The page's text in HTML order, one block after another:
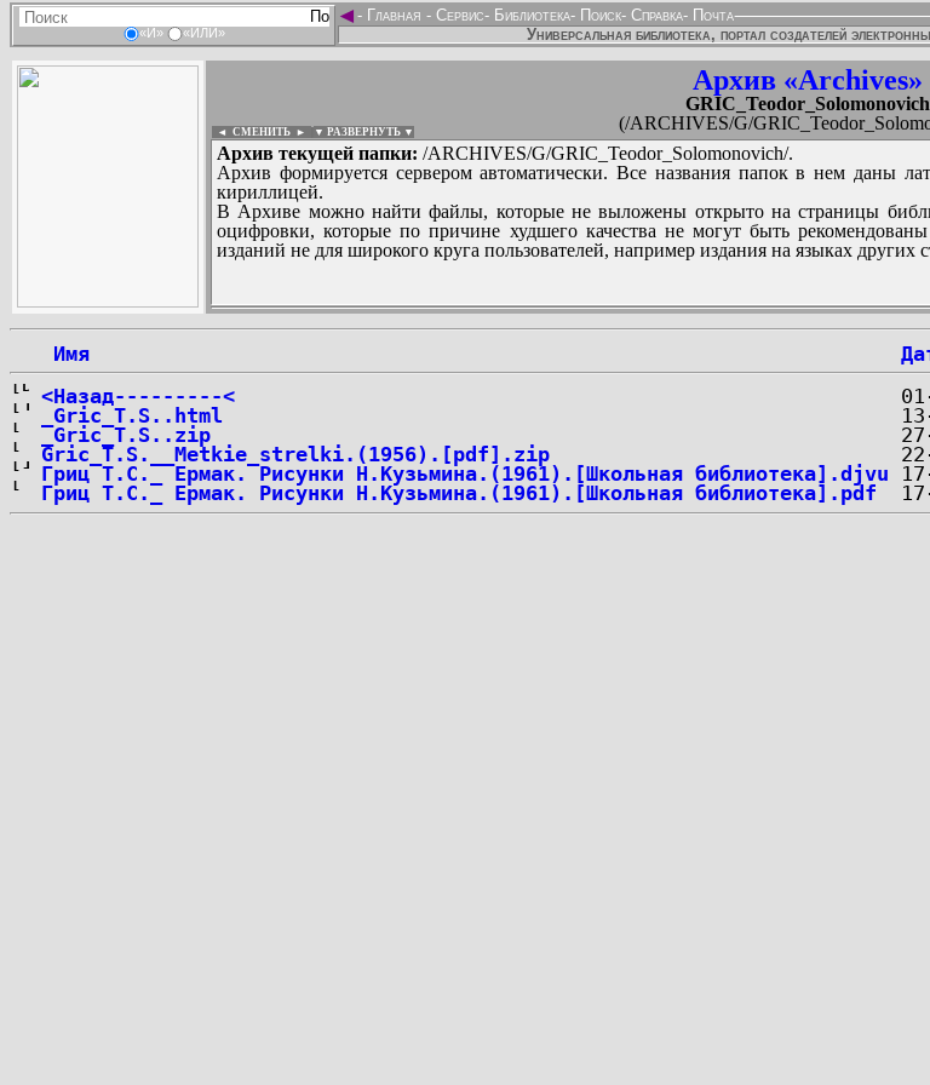
«И» «ИЛИ»
◄- Главная - Сервис- Библиотека- Поиск- Справка- Почта
Универсальная библиотека, портал создателей
Архив «Archives»
GRIC_Teodor_Solomonovich
(/ARCHIVES/G/
◄ СМЕНИТЬ ► ▼ РАЗВЕРНУТЬ ▼
Архив текущей папки: /ARCHIVES/G/GRIC_Teodor_Solomonovich/.
Архив формируется сервером автоматически. Все названия папок в нем даны
кириллицей.
В Архиве можно найти файлы, которые не выложены открыто на страницы
оцифровки, которые по причине худшего качества не могут быть
изданий не для широкого круга пользователей, например издания на языках других
...
Имя
<Назад---------<
_Gric_T.S..html
_Gric_T.S..zip
Gric_T.S.__Metkie_strelki.(1956).[pdf].zip
Гриц Т.С._ Ермак. Рисунки Н.Кузьмина.(1961).[Школьная библиотека].djvu
Гриц Т.С._ Ермак. Рисунки Н.Кузьмина.(1961).[Школьная библиотека].pdf